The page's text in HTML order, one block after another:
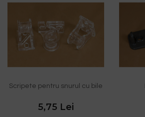
Scripete pentru snurul cu bile
5,75 Lei